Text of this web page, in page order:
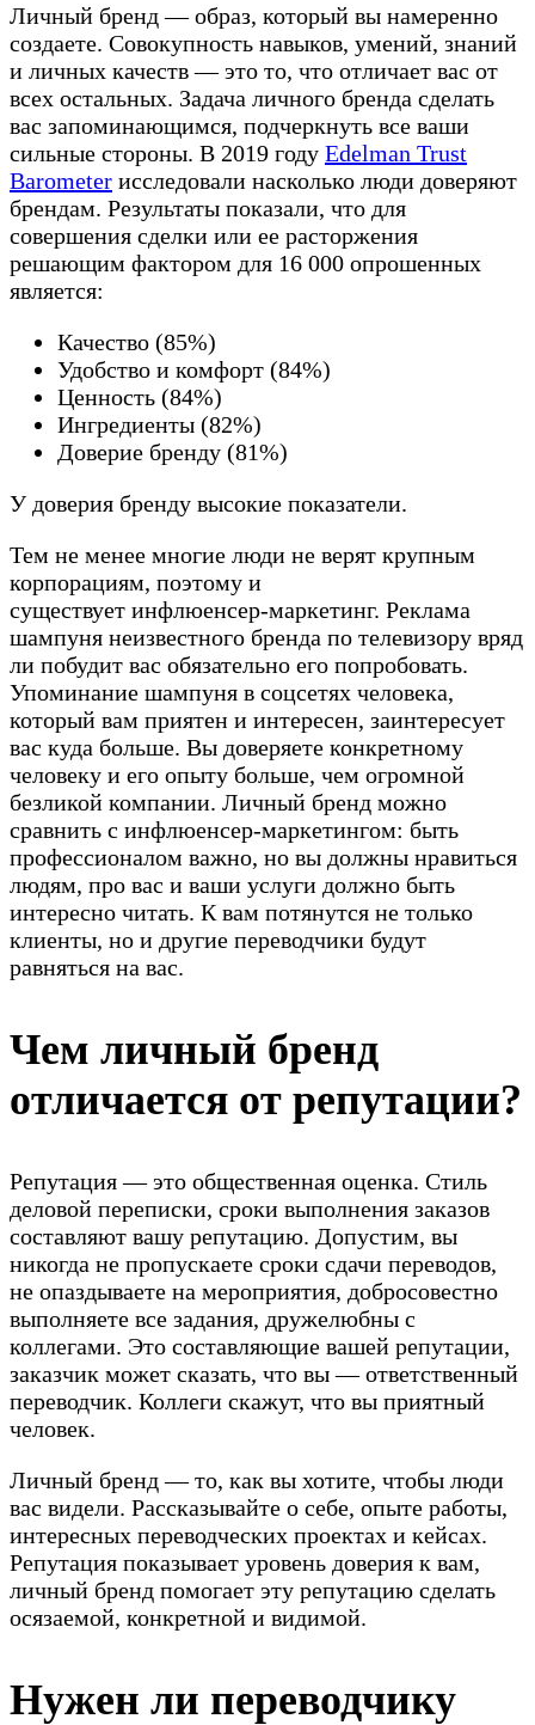
Личный бренд — образ, который вы намеренно
создаете. Совокупность навыков, умений, знаний
и личных качеств — это то, что отличает вас от
всех остальных. Задача личного бренда сделать
вас запоминающимся, подчеркнуть все ваши
сильные стороны. В 2019 году Edelman Trust
Barometer исследовали насколько люди доверяют
брендам. Результаты показали, что для
совершения сделки или ее расторжения
решающим фактором для 16 000 опрошенных
является:
Качество (85%)
Удобство и комфорт (84%)
Ценность (84%)
Ингредиенты (82%)
Доверие бренду (81%)
У доверия бренду высокие показатели.
Тем не менее многие люди не верят крупным
корпорациям, поэтому и
существует инфлюенсер-маркетинг. Реклама
шампуня неизвестного бренда по телевизору вряд
ли побудит вас обязательно его попробовать.
Упоминание шампуня в соцсетях человека,
который вам приятен и интересен, заинтересует
вас куда больше. Вы доверяете конкретному
человеку и его опыту больше, чем огромной
безликой компании. Личный бренд можно
сравнить с инфлюенсер-маркетингом: быть
профессионалом важно, но вы должны нравиться
людям, про вас и ваши услуги должно быть
интересно читать. К вам потянутся не только
клиенты, но и другие переводчики будут
равняться на вас.
Чем личный бренд
отличается от репутации?
Репутация — это общественная оценка. Стиль
деловой переписки, сроки выполнения заказов
составляют вашу репутацию. Допустим, вы
никогда не пропускаете сроки сдачи переводов,
не опаздываете на мероприятия, добросовестно
выполняете все задания, дружелюбны с
коллегами. Это составляющие вашей репутации,
заказчик может сказать, что вы — ответственный
переводчик. Коллеги скажут, что вы приятный
человек.
Личный бренд — то, как вы хотите, чтобы люди
вас видели. Рассказывайте о себе, опыте работы,
интересных переводческих проектах и кейсах.
Репутация показывает уровень доверия к вам,
личный бренд помогает эту репутацию сделать
осязаемой, конкретной и видимой.
Нужен ли переводчику